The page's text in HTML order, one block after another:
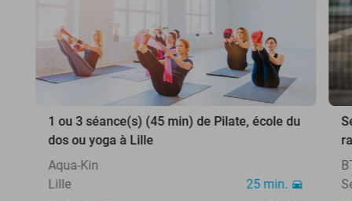
1 ou 3 séance(s) (45 min) de Pilate, école du
dos ou yoga à Lille
Aqua-Kin
Lille
25 min.